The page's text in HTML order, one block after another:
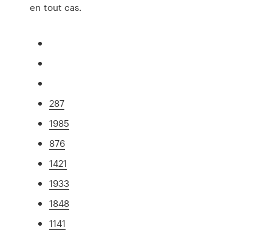
en tout cas.
287
1985
876
1421
1933
1848
1141